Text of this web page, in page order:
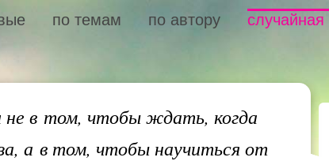
по темам по автору случайная
в том, чтобы ждать, когда
а в том, чтобы научиться от